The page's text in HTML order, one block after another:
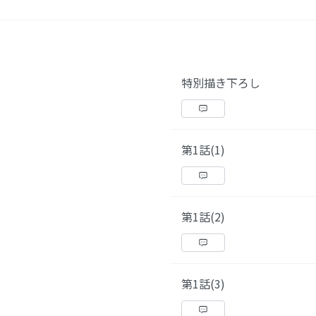
特別描き下ろし
第1話(1)
第1話(2)
第1話(3)